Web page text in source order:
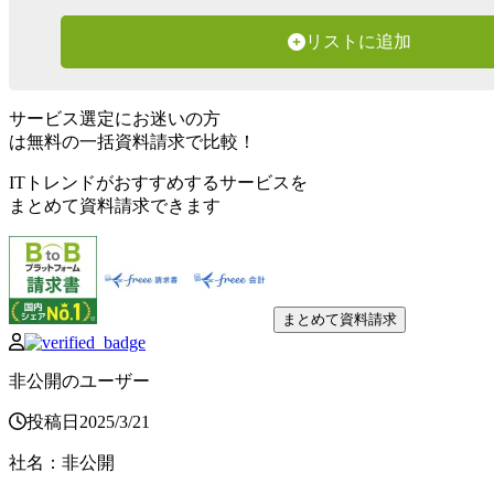
リストに追加
サービス選定にお迷いの方
は無料の一括資料請求で比較！
ITトレンドがおすすめするサービスを
まとめて資料請求できます
まとめて資料請求
非公開のユーザー
投稿日 2025/3/21
社名 ： 非公開